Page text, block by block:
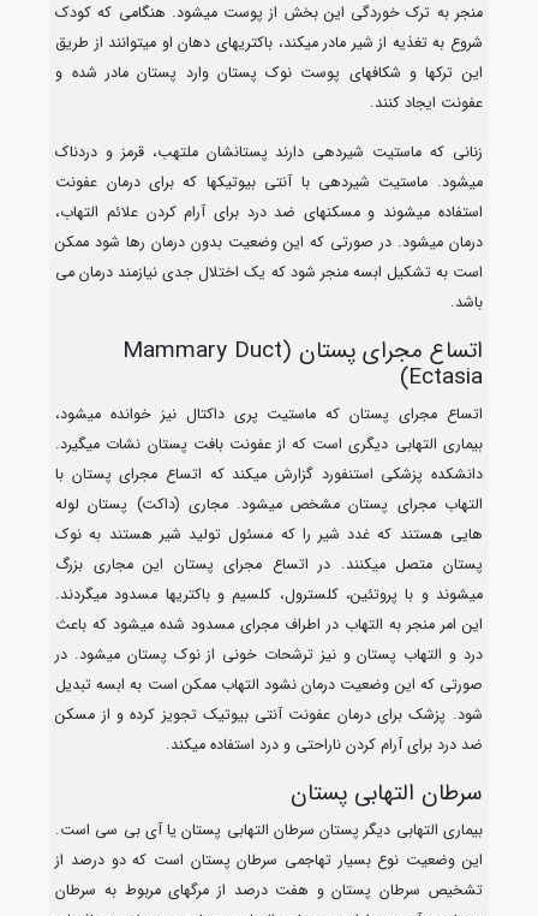
منجر به ترک خوردگی این بخش از پوست میشود. هنگامی که کودک
شروع به تغذیه از شیر مادر میکند، باکتریهای دهان او میتوانند از طریق
این ترکها و شکافهای پوست نوک پستان وارد پستان مادر شده و
عفونت ایجاد کنند.
زنانی که ماستیت شیردهی دارند پستانشان ملتهب، قرمز و دردناک
میشود. ماستیت شیردهی با آنتی بیوتیکها که برای درمان عفونت
استفاده میشوند و مسکنهای ضد درد برای آرام کردن علائم التهاب،
درمان میشود. در صورتی که این وضعیت بدون درمان رها شود ممکن
است به تشکیل ابسه منجر شود که یک اختلال جدی نیازمند درمان می
باشد.
اتساع مجرای پستان (Mammary Duct
Ectasia)
اتساع مجرای پستان که ماستیت پری داکتال نیز خوانده میشود،
بیماری التهابی دیگری است که از عفونت بافت پستان نشات میگیرد.
دانشکده پزشکی استنفورد گزارش میکند که اتساع مجرای پستان با
التهاب مجرای پستان مشخص میشود. مجاری (داکت) پستان لوله
هایی هستند که غدد شیر را که مسئول تولید شیر هستند به نوک
پستان متصل میکنند. در اتساع مجرای پستان این مجاری بزرگ
میشوند و با پروتئین، کلسترول، کلسیم و باکتریها مسدود میگردند.
این امر منجر به التهاب در اطراف مجرای مسدود شده میشود که باعث
درد و التهاب پستان و نیز ترشحات خونی از نوک پستان میشود. در
صورتی که این وضعیت درمان نشود التهاب ممکن است به ابسه تبدیل
شود. پزشک برای درمان عفونت آنتی بیوتیک تجویز کرده و از مسکن
ضد درد برای آرام کردن ناراحتی و درد استفاده میکند.
سرطان التهابی پستان
بیماری التهابی دیگر پستان سرطان التهابی پستان یا آی بی سی است.
این وضعیت نوع بسیار تهاجمی سرطان پستان است که دو درصد از
تشخیص سرطان پستان و هفت درصد از مرگهای مربوط به سرطان